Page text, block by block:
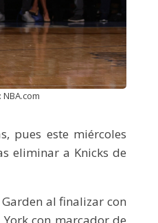
pues este miércoles
eliminar a Knicks de
al finalizar con